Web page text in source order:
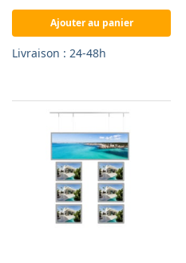
Ajouter au panier
Livraison : 24-48h